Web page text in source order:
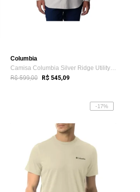
Columbia
Camisa Columbia Silver Ridge Utility Lit...
R$ 599,00 R$ 545,09
-17%